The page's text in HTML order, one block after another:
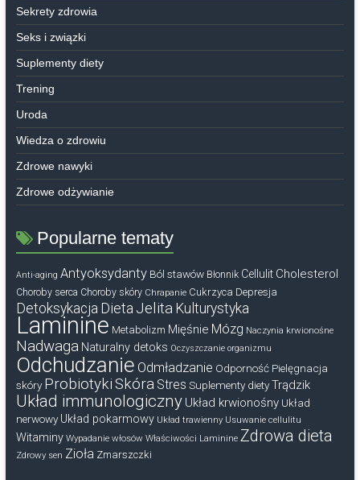
Sekrety zdrowia
Seks i związki
Suplementy diety
Trening
Uroda
Wiedza o zdrowiu
Zdrowe nawyki
Zdrowe odżywianie
Popularne tematy
Anti-aging Antyoksydanty Ból stawów Błonnik Cellulit Cholesterol
Choroby serca Choroby skóry Chrapanie Cukrzyca Depresja
Detoksykacja Dieta Jelita Kulturystyka
Laminine Metabolizm Mięśnie Mózg Naczynia krwionośne
Nadwaga Naturalny detoks Oczyszczanie organizmu
Odchudzanie Odmładzanie Odporność Pielęgnacja
skóry Probiotyki Skóra Stres Suplementy diety Trądzik
Układ immunologiczny Układ krwionośny Układ
nerwowy Układ pokarmowy Układ trawienny Usuwanie cellulitu
Witaminy Wypadanie włosów Właściwości Laminine Zdrowa dieta
Zdrowy sen Zioła Zmarszczki